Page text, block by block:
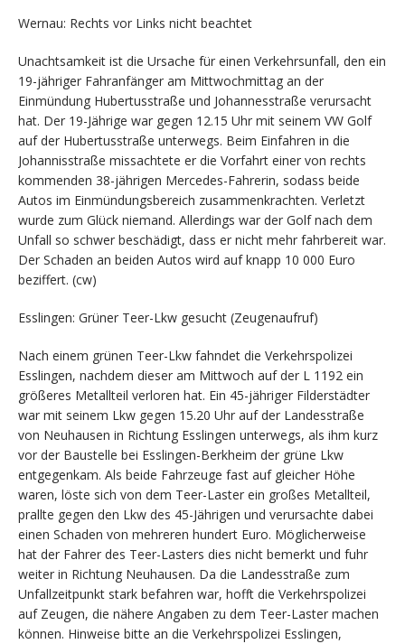
Wernau: Rechts vor Links nicht beachtet
Unachtsamkeit ist die Ursache für einen Verkehrsunfall, den ein
19-jähriger Fahranfänger am Mittwochmittag an der
Einmündung Hubertusstraße und Johannesstraße verursacht
hat. Der 19-Jährige war gegen 12.15 Uhr mit seinem VW Golf
auf der Hubertusstraße unterwegs. Beim Einfahren in die
Johannisstraße missachtete er die Vorfahrt einer von rechts
kommenden 38-jährigen Mercedes-Fahrerin, sodass beide
Autos im Einmündungsbereich zusammenkrachten. Verletzt
wurde zum Glück niemand. Allerdings war der Golf nach dem
Unfall so schwer beschädigt, dass er nicht mehr fahrbereit war.
Der Schaden an beiden Autos wird auf knapp 10 000 Euro
beziffert. (cw)
Esslingen: Grüner Teer-Lkw gesucht (Zeugenaufruf)
Nach einem grünen Teer-Lkw fahndet die Verkehrspolizei
Esslingen, nachdem dieser am Mittwoch auf der L 1192 ein
größeres Metallteil verloren hat. Ein 45-jähriger Filderstädter
war mit seinem Lkw gegen 15.20 Uhr auf der Landesstraße
von Neuhausen in Richtung Esslingen unterwegs, als ihm kurz
vor der Baustelle bei Esslingen-Berkheim der grüne Lkw
entgegenkam. Als beide Fahrzeuge fast auf gleicher Höhe
waren, löste sich von dem Teer-Laster ein großes Metallteil,
prallte gegen den Lkw des 45-Jährigen und verursachte dabei
einen Schaden von mehreren hundert Euro. Möglicherweise
hat der Fahrer des Teer-Lasters dies nicht bemerkt und fuhr
weiter in Richtung Neuhausen. Da die Landesstraße zum
Unfallzeitpunkt stark befahren war, hofft die Verkehrspolizei
auf Zeugen, die nähere Angaben zu dem Teer-Laster machen
können. Hinweise bitte an die Verkehrspolizei Esslingen,